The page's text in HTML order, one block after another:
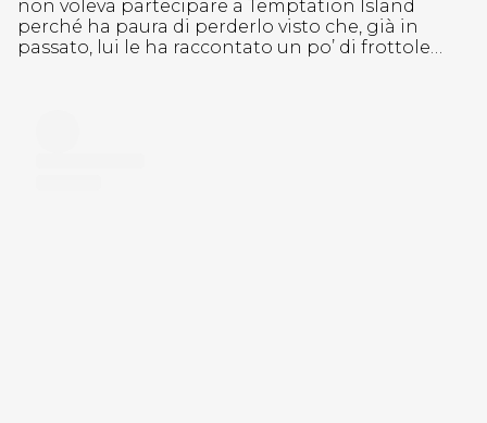
non voleva partecipare a Temptation Island
perché ha paura di perderlo visto che, già in
passato, lui le ha raccontato un po’ di frottole…